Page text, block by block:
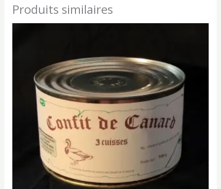
Produits similaires